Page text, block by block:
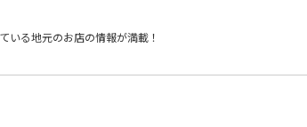
いる地元のお店の情報が満載！